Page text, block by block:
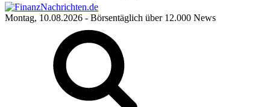
Montag, 10.08.2026 - Börsentäglich über 12.000 News